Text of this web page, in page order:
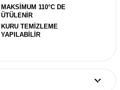
MAKSİMUM 110°C DE
ÜTÜLENİR
KURU TEMİZLEME
YAPILABİLİR